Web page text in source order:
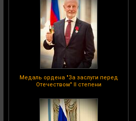
Медаль ордена "За заслуги перед
Отечеством" II степени